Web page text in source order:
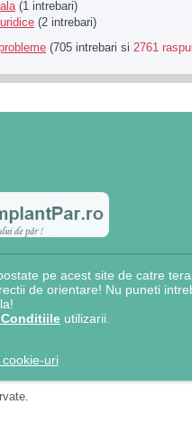
(1 intrebari)
(2 intrebari)
(705 intrebari si 2761
pe acest site de catre
de orientare! Nu puneti
utilizarii.
uri